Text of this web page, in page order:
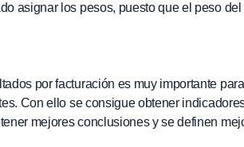
asignar los pesos, puesto que el peso
por facturación es muy importante
Con ello se consigue obtener
mejores conclusiones y se definen